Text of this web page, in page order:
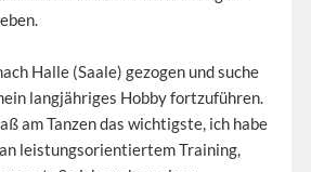
Halle (Saale) gezogen und suche
langjähriges Hobby fortzuführen.
am Tanzen das wichtigste, ich habe
leistungsorientiertem Training,